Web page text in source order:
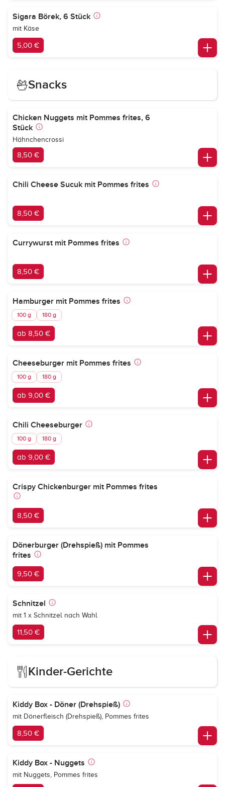
Sigara Börek, 6 Stück
mit Käse
5,00 €
Snacks
Chicken Nuggets mit Pommes frites, 6
Stück
Hähnchencrossi
8,50 €
Chili Cheese Sucuk mit Pommes frites
8,50 €
Currywurst mit Pommes frites
8,50 €
Hamburger mit Pommes frites
100 g 180 g
ab 8,50 €
Cheeseburger mit Pommes frites
100 g 180 g
ab 9,00 €
Chili Cheeseburger
100 g 180 g
ab 9,00 €
Crispy Chickenburger mit Pommes frites
8,50 €
Dönerburger (Drehspieß) mit Pommes
frites
9,50 €
Schnitzel
mit 1 x Schnitzel nach Wahl
11,50 €
Kinder-Gerichte
Kiddy Box - Döner (Drehspieß)
mit Dönerfleisch (Drehspieß), Pommes frites
8,50 €
Kiddy Box - Nuggets
mit Nuggets, Pommes frites